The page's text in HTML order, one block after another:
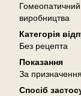
виробництва
Категорія
Без рецепта
Показання
За
Спосіб